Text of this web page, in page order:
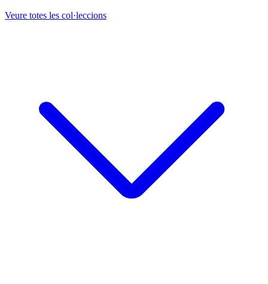
Veure totes les col·leccions